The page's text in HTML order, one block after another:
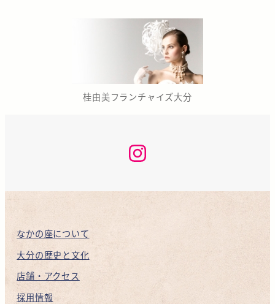
桂由美フランチャイズ大分
な
か
く
なかの座について
大分の歴史と文化
店舗・アクセス
採用情報